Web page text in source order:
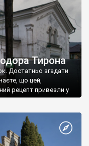
Тирона
Достатньо згадати
що цей,
рецепт привезли у